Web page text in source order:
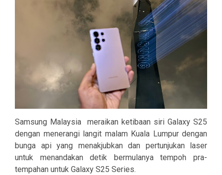
Samsung Malaysia meraikan ketibaan siri Galaxy S25
dengan menerangi langit malam Kuala Lumpur dengan
bunga api yang menakjubkan dan pertunjukan laser
untuk menandakan detik bermulanya tempoh pra-
tempahan untuk Galaxy S25 Series.